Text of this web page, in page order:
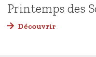
Printemps des
Découvrir